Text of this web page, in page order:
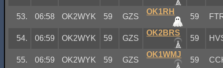
53. 06:58 OK2WYK 59 GZS
OK1RH
59
54. 06:59 OK2WYK 59 GZS
OK2BRS
59
55. 06:59 OK2WYK 59 GZS
OK1WMJ
59